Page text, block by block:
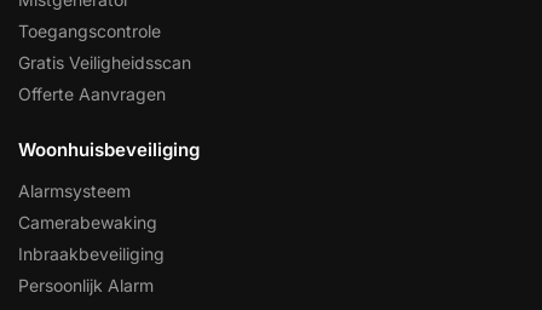
Toegangscontrole
Gratis Veiligheidsscan
Offerte Aanvragen
Woonhuisbeveiliging
Alarmsysteem
Camerabewaking
Inbraakbeveiliging
Persoonlijk Alarm